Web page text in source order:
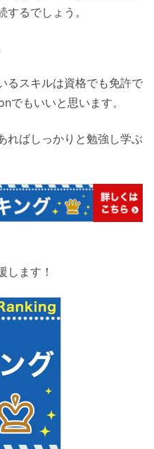
るでしょう。
るスキルは資格でも免許で
でもいいと思います。
ればしっかりと勉強し学ぶ
します！